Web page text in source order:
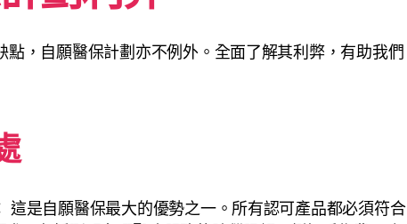
點，自願醫保計劃亦不例外。全面了解其利弊，有助我們
這是自願醫保最大的優勢之一。所有認可產品都必須符合